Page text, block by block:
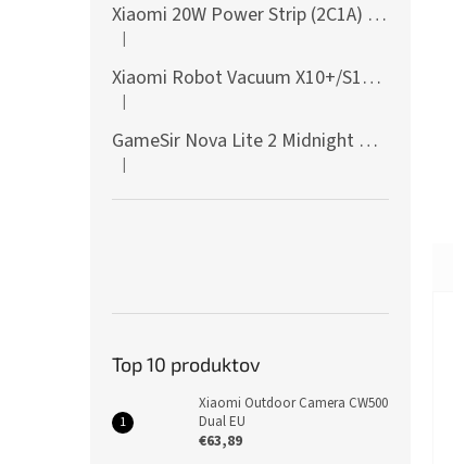
Xiaomi 20W Power Strip (2C1A) EU
Hodnotenie produktu je 5 z 5 hviezdičiek.
|
Xiaomi Robot Vacuum X10+/S10+/X10/X20+ Side Brush
Hodnotenie produktu je 5 z 5 hviezdičiek.
|
GameSir Nova Lite 2 Midnight Gray
Hodnotenie produktu je 5 z 5 hviezdičiek.
|
Top 10 produktov
Xiaomi Outdoor Camera CW500
Dual EU
€63,89